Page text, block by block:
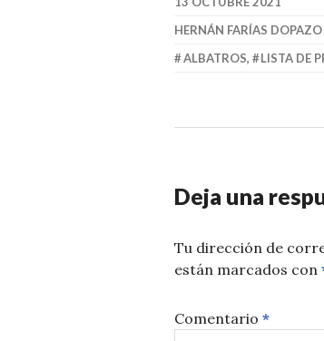
HERNÁN FARÍAS DOPAZO
ALBATROS, LISTA DE
Deja una
Tu dirección de
están marcados con
Comentario *